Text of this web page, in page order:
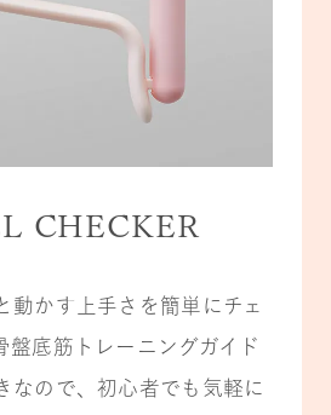
CHECKER
動かす上手さを簡単にチェ
盤底筋トレーニングガイド
なので、初心者でも気軽に